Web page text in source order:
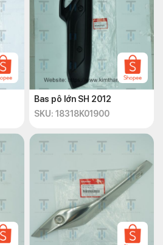
Bas pô lớn SH 2012
SKU: 18318K01900